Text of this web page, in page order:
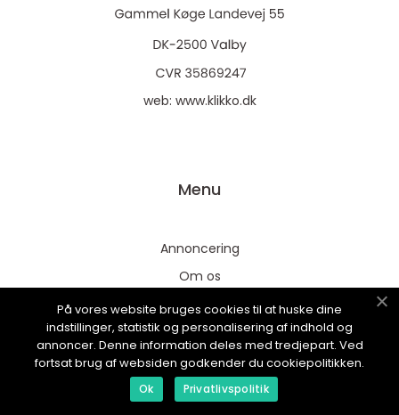
web: www.klikko.dk
Menu
Annoncering
Om os
Cookies
Kontakt os
Sitemap
På vores website bruges cookies til at huske dine
indstillinger, statistik og personalisering af indhold og
annoncer. Denne information deles med tredjepart. Ved
fortsat brug af websiden godkender du cookiepolitikken.
Ok Privatlivspolitik